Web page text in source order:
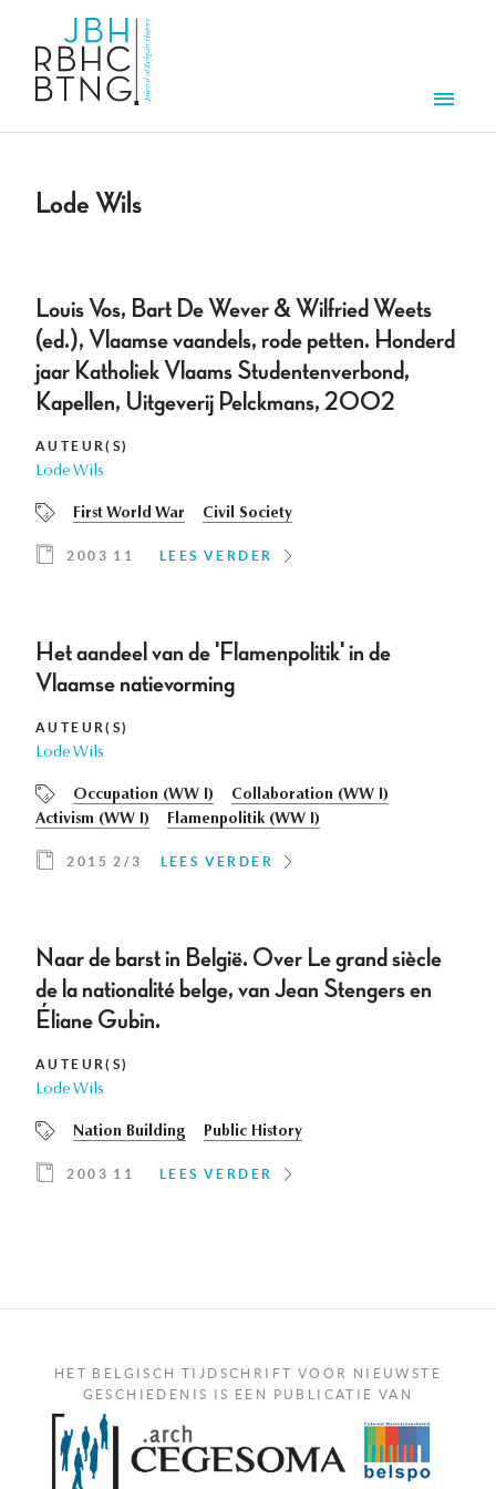
Lode Wils
Louis Vos, Bart De Wever & Wilfried Weets
(ed.), Vlaamse vaandels, rode petten. Honderd
jaar Katholiek Vlaams Studentenverbond,
Kapellen, Uitgeverij Pelckmans, 2002
AUTEUR(S)
Lode Wils
First World War Civil Society
2003 11 LEES VERDER
Het aandeel van de 'Flamenpolitik' in de
Vlaamse natievorming
AUTEUR(S)
Lode Wils
Occupation (WW I)
Collaboration (WW I)
Activism (WW I)
Flamenpolitik (WW I)
2015 2/3 LEES VERDER
Naar de barst in België. Over Le grand siècle
de la nationalité belge, van Jean Stengers en
Éliane Gubin.
AUTEUR(S)
Lode Wils
Nation Building Public History
2003 11 LEES VERDER
HET BELGISCH TIJDSCHRIFT VOOR NIEUWSTE
GESCHIEDENIS IS EEN PUBLICATIE VAN